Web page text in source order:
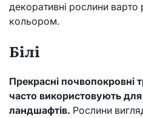
декоративні рослини варто
кольором.
Білі
Прекрасні почвопокровні
часто використовують
ландшафтів. Рослини